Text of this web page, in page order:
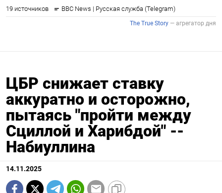
ЦБР снижает ставку
аккуратно и осторожно,
пытаясь "пройти между
Сциллой и Харибдой" --
Набиуллина
14.11.2025